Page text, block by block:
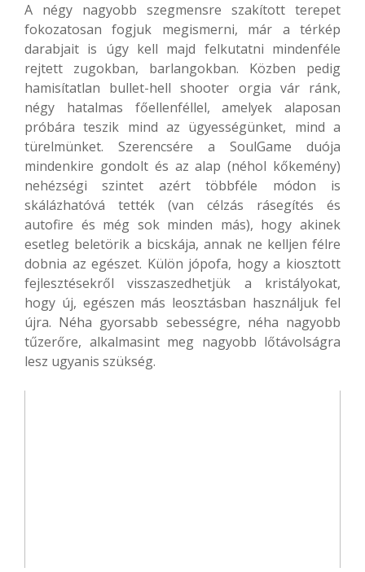
A négy nagyobb szegmensre szakított terepet
fokozatosan fogjuk megismerni, már a térkép
darabjait is úgy kell majd felkutatni mindenféle
rejtett zugokban, barlangokban. Közben pedig
hamisítatlan bullet-hell shooter orgia vár ránk,
négy hatalmas főellenféllel, amelyek alaposan
próbára teszik mind az ügyességünket, mind a
türelmünket. Szerencsére a SoulGame duója
mindenkire gondolt és az alap (néhol kőkemény)
nehézségi szintet azért többféle módon is
skálázhatóvá tették (van célzás rásegítés és
autofire és még sok minden más), hogy akinek
esetleg beletörik a bicskája, annak ne kelljen félre
dobnia az egészet. Külön jópofa, hogy a kiosztott
fejlesztésekről visszaszedhetjük a kristályokat,
hogy új, egészen más leosztásban használjuk fel
újra. Néha gyorsabb sebességre, néha nagyobb
tűzerőre, alkalmasint meg nagyobb lőtávolságra
lesz ugyanis szükség.